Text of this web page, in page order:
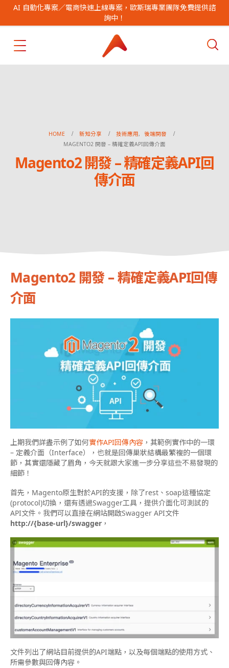
AI 自動化專案／電商快速上線專案，歐斯瑞專業團隊免費提供諮
詢中！
HOME 新知分享 技術應用,
後端開發
MAGENTO2 開發 – 精確定義API回傳介面
Magento2 開發 – 精確定義API回
傳介面
Magento2 開發 – 精確定義API回傳
介面
上期我們詳盡示例了如何實作API回傳內容 ，其範例實作中的一環
– 定義介面（Interface），也就是回傳巢狀結構最繁複的一個環
節，其實還隱藏了眉角，今天就跟大家進一步分享這些不易發現的
細節！
首先，Magento原生對於API的支援，除了rest 、 soap這種協定
(protocol)切換，還有透過Swagger工具，提供介面化可測試的
API文件。我們可以直接在網站開啟Swagger API文件
http://{base-url}/swagger ，
文件列出了網站目前提供的API端點，以及每個端點的使用方式 、
所需參數與回傳內容。